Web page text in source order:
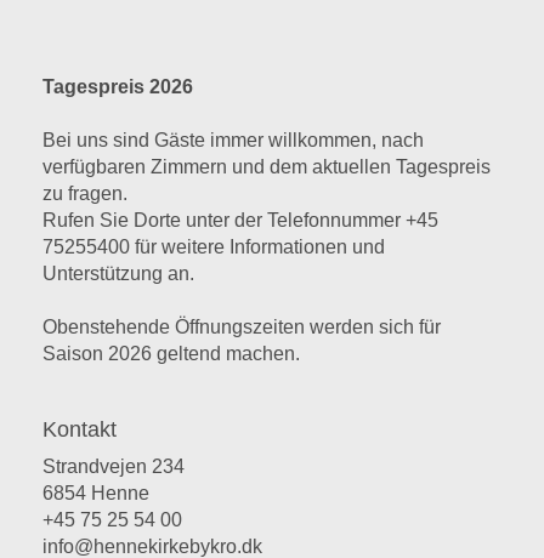
Tagespreis 2026
Bei uns sind Gäste immer willkommen, nach
verfügbaren Zimmern und dem aktuellen Tagespreis
zu fragen.
Rufen Sie Dorte unter der Telefonnummer +45
75255400 für weitere Informationen und
Unterstützung an.
Obenstehende Öffnungszeiten werden sich für
Saison 2026 geltend machen.
Kontakt
Strandvejen 234
6854 Henne
+45 75 25 54 00
info@hennekirkebykro.dk